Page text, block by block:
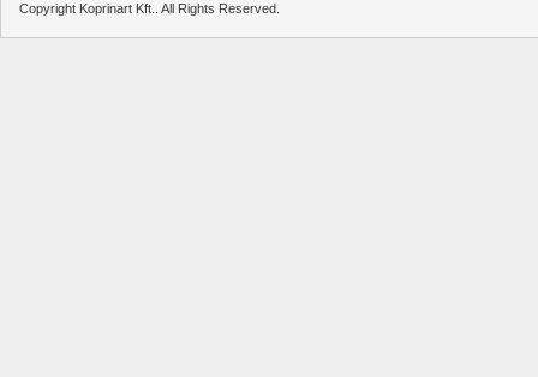
Copyright Koprinart Kft.. All Rights Reserved.